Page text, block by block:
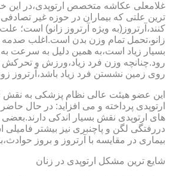
غلامعلی عکاشه متخصص ارتوپدی،در
ترین علتی که بیماران در حوزه غیر
کنند،آرتروز(به ویژه آرتروز زانو) است؛
زانو،تحمل تمام وزن بدن است.اغلب صدمه
بسیار زیاد است،به همین دلیل به سرعت
رود.چنانچه وزن فرد زیاد،ورزش و تحرکش
روی زمین نشستن فرد زیاد باشد،آرتروز
این عضو هیئت عالی نظام پزشکی به نقش
ارتوپدی پرداخته و می افزاید: در حال
های ارتوپدی نقش بسیار اندکی دارند.بعضی
دررفتگی لگن و پاچنبری نیز بیشتر فامیلی
بیماری در مقایسه با آرتروز و بروز
شایع ترین مشکل ارتوپدی در زنان